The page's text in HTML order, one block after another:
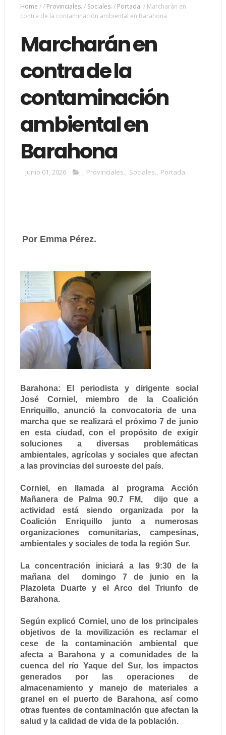
Home // Provinciales. / Sociales. / Portada. / Marcharán en
contra de la contaminación ambiental en Barahona
Marcharán en
contra de la
contaminación
ambiental en
Barahona
junio 01, 2026 , Provinciales., Sociales., Portada.
Por Emma Pérez.
Barahona: El periodista y dirigente social
José Corniel, miembro de la Coalición
Enriquillo, anunció la convocatoria de una
marcha que se realizará el próximo 7 de junio
en esta ciudad, con el propósito de exigir
soluciones a diversas problemáticas
ambientales, agrícolas y sociales que afectan
a las provincias del suroeste del país.
Corniel, en llamada al programa Acción
Mañanera de Palma 90.7 FM, dijo que a
actividad está siendo organizada por la
Coalición Enriquillo junto a numerosas
organizaciones comunitarias, campesinas,
ambientales y sociales de toda la región Sur.
La concentración iniciará a las 9:30 de la
mañana del domingo 7 de junio en la
Plazoleta Duarte y el Arco del Triunfo de
Barahona.
Según explicó Corniel, uno de los principales
objetivos de la movilización es reclamar el
cese de la contaminación ambiental que
afecta a Barahona y a comunidades de la
cuenca del río Yaque del Sur, los impactos
generados por las operaciones de
almacenamiento y manejo de materiales a
granel en el puerto de Barahona, así como
otras fuentes de contaminación que afectan la
salud y la calidad de vida de la población.